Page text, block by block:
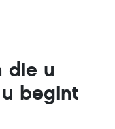
die u
begint